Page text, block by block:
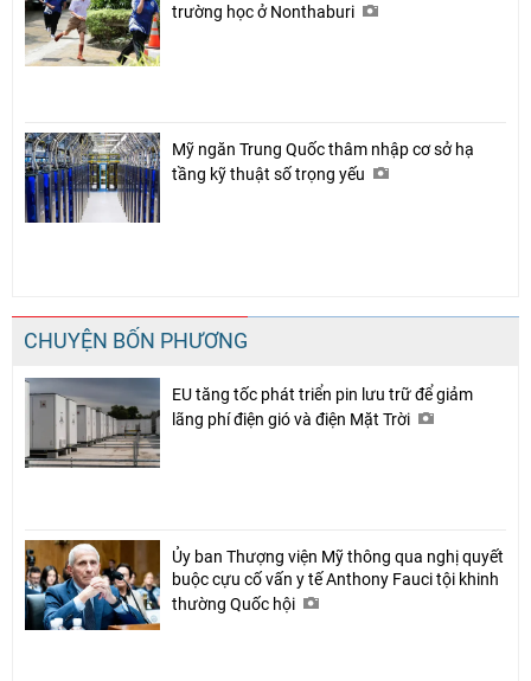
trường học ở Nonthaburi
Mỹ ngăn Trung Quốc thâm nhập cơ sở hạ
tầng kỹ thuật số trọng yếu
CHUYỆN BỐN PHƯƠNG
EU tăng tốc phát triển pin lưu trữ để giảm
lãng phí điện gió và điện Mặt Trời
Ủy ban Thượng viện Mỹ thông qua nghị quyết
buộc cựu cố vấn y tế Anthony Fauci tội khinh
thường Quốc hội